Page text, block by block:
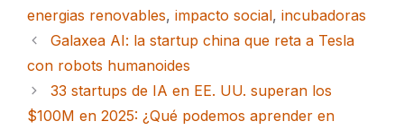
energias renovables, impacto social, incubadoras
Galaxea AI: la startup china que reta a Tesla
con robots humanoides
33 startups de IA en EE. UU. superan los
$100M en 2025: ¿Qué podemos aprender en